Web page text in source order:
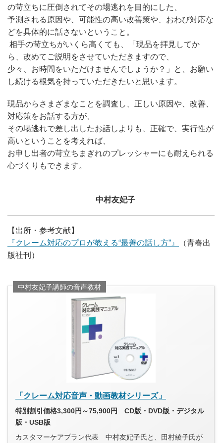
の苛立ちに圧倒されてその場逃れを目的にした、
予測される原因や、可能性の高い改善策や、おわび対応な
どを具体的に話さないということ。
相手の苛立ちがいくら高くても、「現品を拝見してか
ら、改めてご説明をさせていただきますので、
少々、お時間をいただけませんでしょうか？」と、お願い
し続ける根気を持っていただきたいと思います。
現品からさまざまなことを調査し、正しい原因や、改善、
対応策をお話する方が、
その場逃れで差し出したお話しよりも、正確で、実行性が
高いということを考えれば、
お申し出者の苛立ちまぎれのプレッシャーにも耐えられる
心づくりもできます。
中村友妃子
【出所・参考文献】
『クレーム対応のプロが教える“最善の話し方”』
（青春出
版社刊）
中村友妃子講師の音声教材
「クレーム対応音声・動画教材シリーズ」
特別割引価格3,300円～75,900円 CD版・DVD版・デジタル
版・USB版
カスタマーケアプラン代表 中村友妃子氏と、田村綾子氏が